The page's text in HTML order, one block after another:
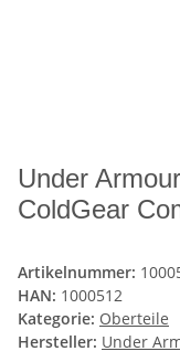
Under
ColdGear
Artikelnummer:
HAN: 1000512
Kategorie: Oberteile
Hersteller: Under